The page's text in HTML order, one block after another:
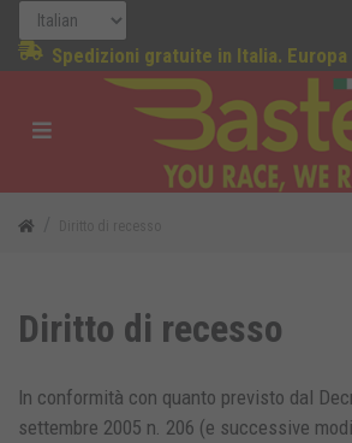
Spedizioni gratuite in Italia. Europa
Diritto di recesso
In conformità con quanto previsto dal
settembre 2005 n. 206 (e successive